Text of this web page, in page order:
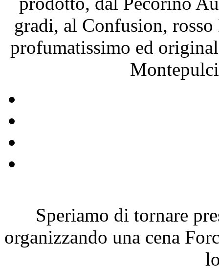
gradi, al Confusion,
profumatissimo ed
Speriamo di tornare
organizzando una cena